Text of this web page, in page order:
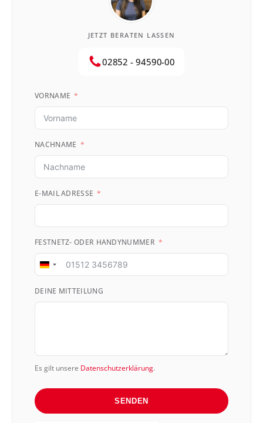
JETZT BERATEN LASSEN
02852 - 94590-00
VORNAME
NACHNAME
E-MAIL ADRESSE
FESTNETZ- ODER HANDYNUMMER
Germany
DEINE MITTEILUNG
Es gilt unsere Datenschutzerklärung.
SENDEN